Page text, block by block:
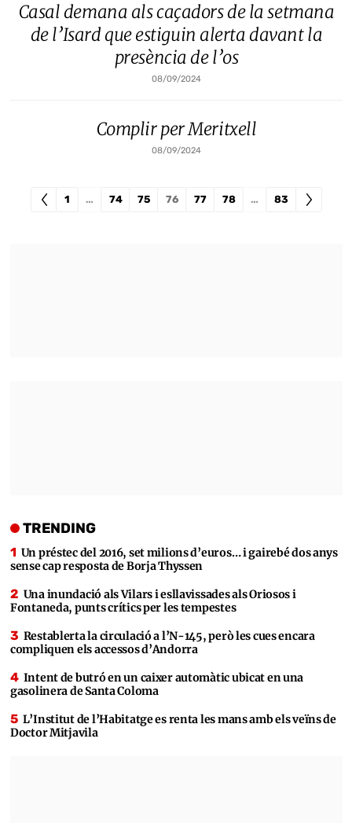
Casal demana als caçadors de la setmana
de l’Isard que estiguin alerta davant la
presència de l’os
08/09/2024
Complir per Meritxell
08/09/2024
1 … 74 75 76 77 78 … 83
TRENDING
Un préstec del 2016, set milions d’euros… i gairebé dos anys
sense cap resposta de Borja Thyssen
Una inundació als Vilars i esllavissades als Oriosos i
Fontaneda, punts crítics per les tempestes
Restablerta la circulació a l’N-145, però les cues encara
compliquen els accessos d’Andorra
Intent de butró en un caixer automàtic ubicat en una
gasolinera de Santa Coloma
L’Institut de l’Habitatge es renta les mans amb els veïns de
Doctor Mitjavila